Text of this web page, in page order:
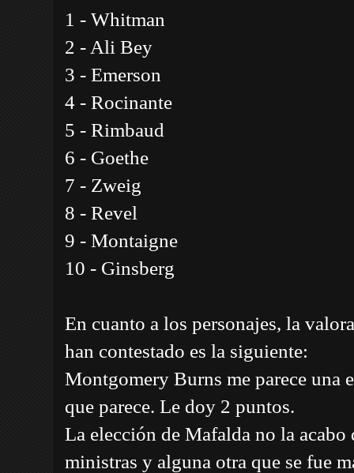
1 - Whitman
2 - Ali Bey
3 - Emerson
4 - Rocinante
5 - Rimbaud
6 - Goethe
7 - Zweig
8 - Revel
9 - Montaigne
10 - Ginsberg
En cuanto a los personajes, la
han contestado es la siguiente:
Montgomery Burns me parece una
que parece. Le doy 2 puntos.
La elección de Mafalda no la acabo
ministras y alguna otra que se fue